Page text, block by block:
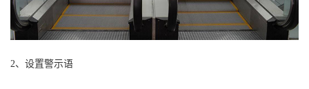
2、设置警示语